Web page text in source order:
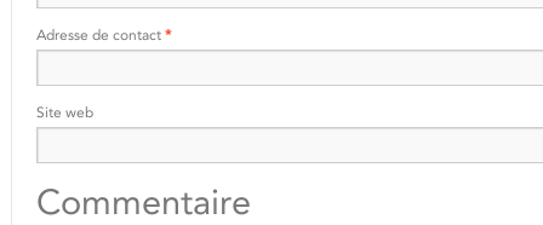
Adresse de contact *
Site web
Commentaire